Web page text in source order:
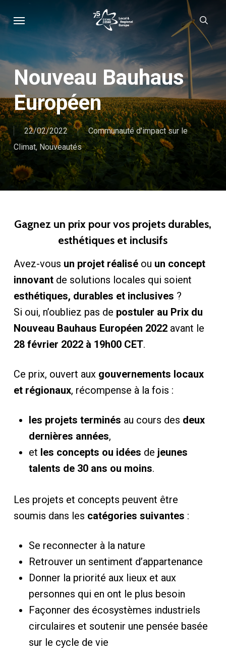
to
Nouveau Bauhaus
Européen
22/02/2022
Communauté d'impact sur le
Climat, Nouveautés
Gagnez un prix pour vos projets durables,
esthétiques et inclusifs
Avez-vous un projet réaliséou un concept
innovantde solutions locales qui soient
esthétiques, durables et inclusives ?
Si oui, n’oubliez pas de postuler au Prix du
Nouveau Bauhaus Européen 2022avant le
28 février 2022 à 19h00 CET.
Ce prix, ouvert aux gouvernements locaux
et régionaux, récompense à la fois :
les projets terminés au cours des deux
dernières années,
et les concepts ou idées de jeunes
talents de 30 ans ou moins.
Les projets et concepts peuvent être
soumis dans les catégories suivantes :
Se reconnecter à la nature
Retrouver un sentiment d’appartenance
Donner la priorité aux lieux et aux
personnes qui en ont le plus besoin
Façonner des écosystèmes industriels
circulaires et soutenir une pensée basée
sur le cycle de vie